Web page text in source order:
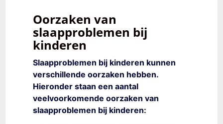
Oorzaken van
slaapproblemen bij
kinderen
Slaapproblemen bij kinderen kunnen
verschillende oorzaken hebben.
Hieronder staan een aantal
veelvoorkomende oorzaken van
slaapproblemen bij kinderen: